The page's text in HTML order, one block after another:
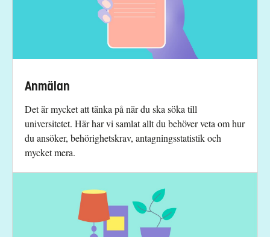
Anmälan
Det är mycket att tänka på när du ska söka till
universitetet. Här har vi samlat allt du behöver veta om hur
du ansöker, behörighetskrav, antagningsstatistik och
mycket mera.